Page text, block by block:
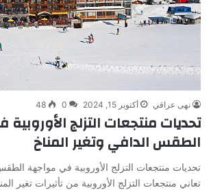
نهى عراقي أكتوبر 15, 2024 0
48
تحديات منتجعات التزلج
الطقس الدافي وتغير المناخ
تحديات منتجعات التزلج الأوروبية في مواجهة
تعاني منتجعات التزلج الأوروبية من تأثيرات تغير